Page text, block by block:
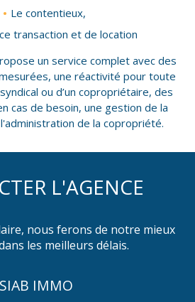
Le contentieux,
transaction et de location
un service complet avec des
une réactivité pour toute
ou d’un copropriétaire, des
cas de besoin, une gestion de la
de la copropriété.
L'AGENCE
nous ferons de notre mieux
les meilleurs délais.
SIAB IMMO